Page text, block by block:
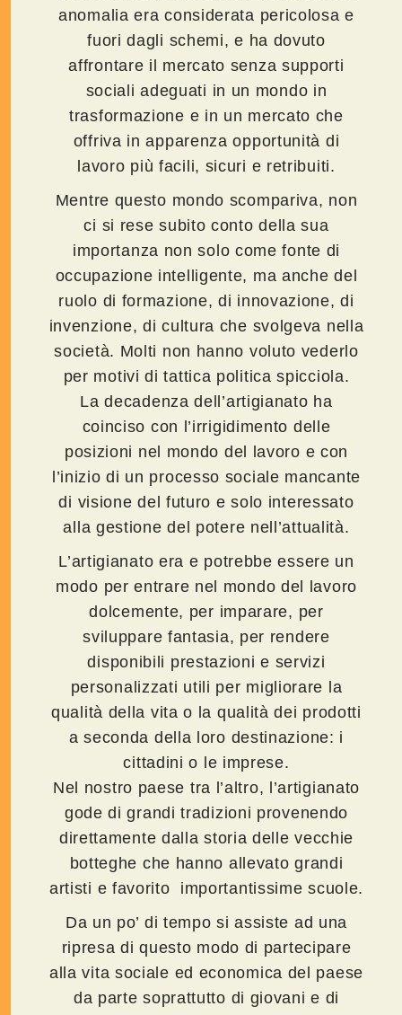
anomalia era considerata pericolosa e
fuori dagli schemi, e ha dovuto
affrontare il mercato senza supporti
sociali adeguati in un mondo in
trasformazione e in un mercato che
offriva in apparenza opportunità di
lavoro più facili, sicuri e retribuiti.
Mentre questo mondo scompariva, non
ci si rese subito conto della sua
importanza non solo come fonte di
occupazione intelligente, ma anche del
ruolo di formazione, di innovazione, di
invenzione, di cultura che svolgeva nella
società. Molti non hanno voluto vederlo
per motivi di tattica politica spicciola.
La decadenza dell’artigianato ha
coinciso con l’irrigidimento delle
posizioni nel mondo del lavoro e con
l’inizio di un processo sociale mancante
di visione del futuro e solo interessato
alla gestione del potere nell’attualità.
L’artigianato era e potrebbe essere un
modo per entrare nel mondo del lavoro
dolcemente, per imparare, per
sviluppare fantasia, per rendere
disponibili prestazioni e servizi
personalizzati utili per migliorare la
qualità della vita o la qualità dei prodotti
a seconda della loro destinazione: i
cittadini o le imprese.
Nel nostro paese tra l’altro, l’artigianato
gode di grandi tradizioni provenendo
direttamente dalla storia delle vecchie
botteghe che hanno allevato grandi
artisti e favorito importantissime scuole.
Da un po’ di tempo si assiste ad una
ripresa di questo modo di partecipare
alla vita sociale ed economica del paese
da parte soprattutto di giovani e di